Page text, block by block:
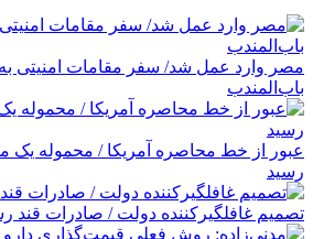
مصر وارد عمل شد/ سفر مقامات امنیتی به
باب‌المندب
عبور از خط محاصره آمریکا / محموله یک
رسید
تصمیم غافلگیرکننده دولت / صادرات قند